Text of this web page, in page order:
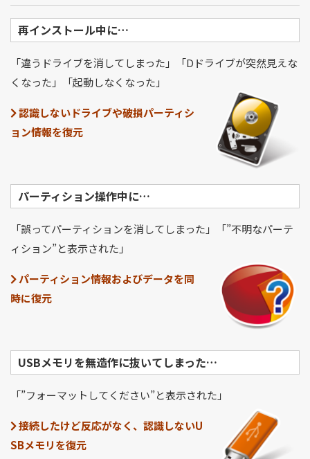
再インストール中に…
「違うドライブを消してしまった」「Dドライブが突然見えな
くなった」「起動しなくなった」
認識しないドライブや破損パーティシ
ョン情報を復元
パーティション操作中に…
「誤ってパーティションを消してしまった」「”不明なパーテ
ィション”と表示された」
パーティション情報およびデータを同
時に復元
USBメモリを無造作に抜いてしまった…
「”フォーマットしてください”と表示された」
接続したけど反応がなく、認識しないU
SBメモリを復元